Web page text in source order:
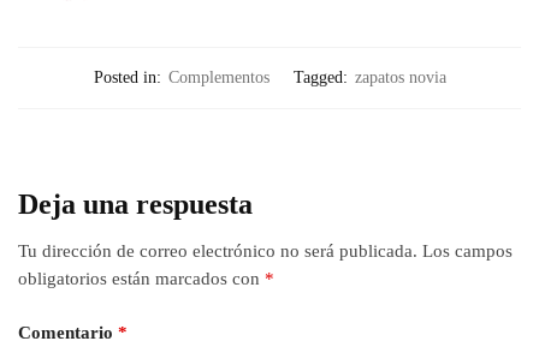
Posted in: Complementos Tagged: zapatos novia
Deja una respuesta
Tu dirección de correo electrónico no será publicada. Los campos
obligatorios están marcados con *
Comentario *